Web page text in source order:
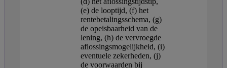
(e) de looptijd, (f) het
rentebetalingsschema, (g)
de opeisbaarheid van de
lening, (h) de vervroegde
aflossingsmogelijkheid, (i)
eventuele zekerheden, (j)
de voorwaarden bij